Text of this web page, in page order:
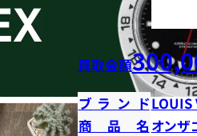
買取金額
ブランドLOUIS
商品名 オンザ